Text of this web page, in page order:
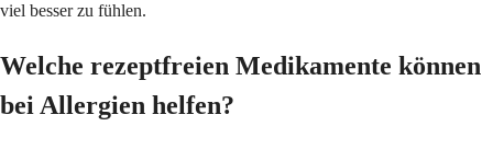
viel besser zu fühlen.
Welche rezeptfreien Medikamente können
bei Allergien helfen?